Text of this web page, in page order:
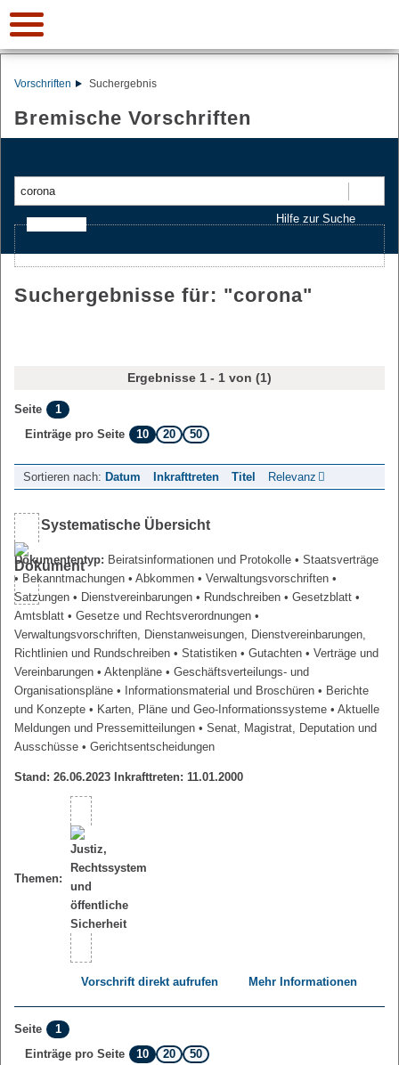
Vorschriften Suchergebnis
Bremische Vorschriften
Hilfe zur Suche
Suchergebnisse für: "corona"
Ergebnisse 1 - 1 von (1)
Seite
1
Einträge pro Seite
10 20 50
Sortieren nach: Datum Inkrafttreten Titel Relevanz
Systematische Übersicht
Dokumententyp: Beiratsinformationen und Protokolle • Staatsverträge
• Bekanntmachungen • Abkommen • Verwaltungsvorschriften •
Satzungen • Dienstvereinbarungen • Rundschreiben • Gesetzblatt •
Amtsblatt • Gesetze und Rechtsverordnungen •
Verwaltungsvorschriften, Dienstanweisungen, Dienstvereinbarungen,
Richtlinien und Rundschreiben • Statistiken • Gutachten • Verträge und
Vereinbarungen • Aktenpläne • Geschäftsverteilungs- und
Organisationspläne • Informationsmaterial und Broschüren • Berichte
und Konzepte • Karten, Pläne und Geo-Informationssysteme • Aktuelle
Meldungen und Pressemitteilungen • Senat, Magistrat, Deputation und
Ausschüsse • Gerichtsentscheidungen
Stand: 26.06.2023 Inkrafttreten: 11.01.2000
Themen:
Vorschrift direkt aufrufen Mehr Informationen
Seite
1
Einträge pro Seite
10 20 50